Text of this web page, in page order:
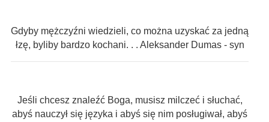
Gdyby mężczyźni wiedzieli, co można uzyskać za jedną
łzę, byliby bardzo kochani. . . Aleksander Dumas - syn
Jeśli chcesz znaleźć Boga, musisz milczeć i słuchać,
abyś nauczył się języka i abyś się nim posługiwał, abyś